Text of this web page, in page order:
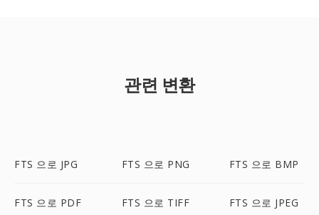
관련 변환
FTS 으로 JPG FTS 으로 PNG FTS 으로 BMP
FTS 으로 PDF FTS 으로 TIFF FTS 으로 JPEG